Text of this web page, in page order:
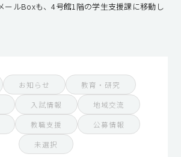
ールBoxも、4号館1階の学生支援課に移動し
お知らせ
教育・研究
入試情報
地域交流
教職支援
公募情報
未選択